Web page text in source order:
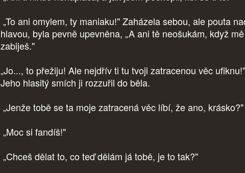
„To ani omylem, ty maniaku!" Zaházela sebou, ale pouta
hlavou, byla pevně upevněna, „A ani tě neošukám, když mě
zabiješ."
„Jo..., to přežiju! Ale nejdřív ti tu tvoji zatracenou věc ufiknu!"
Jeho hlasitý smích ji rozzuřil do běla.
„Jenže tobě se ta moje zatracená věc líbí, že ano, krásko?"
„Moc si fandíš!"
„Chceš dělat to, co teď dělám já tobě, je to tak?"